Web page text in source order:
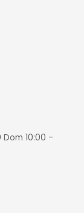
10:00 -